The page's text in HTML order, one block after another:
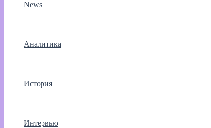
News
Аналитика
История
Интервью